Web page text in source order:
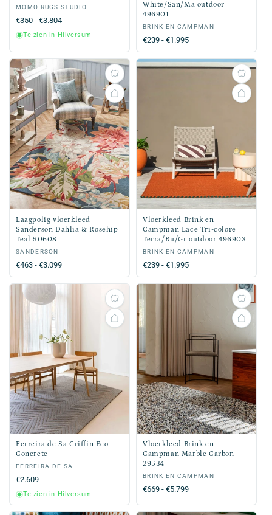
Verkoper:
MOMO RUGS STUDIO
Normale
prijs
€350 - €3.804
Te zien in Hilversum
White/San/Ma outdoor
496901
Verkoper:
BRINK EN CAMPMAN
Normale
prijs
€239 - €1.995
Laagpolig vloerkleed
Sanderson Dahlia & Rosehip
Teal 50608
Verkoper:
SANDERSON
Normale
prijs
€463 - €3.099
Vloerkleed Brink en
Campman Lace Tri-colore
Terra/Ru/Gr outdoor 496903
Verkoper:
BRINK EN CAMPMAN
Normale
prijs
€239 - €1.995
Ferreira de Sa Griffin Eco
Concrete
Verkoper:
FERREIRA DE SA
Normale
prijs
€2.609
Te zien in Hilversum
Vloerkleed Brink en
Campman Marble Carbon
29534
Verkoper:
BRINK EN CAMPMAN
Normale
€669 - €5.799